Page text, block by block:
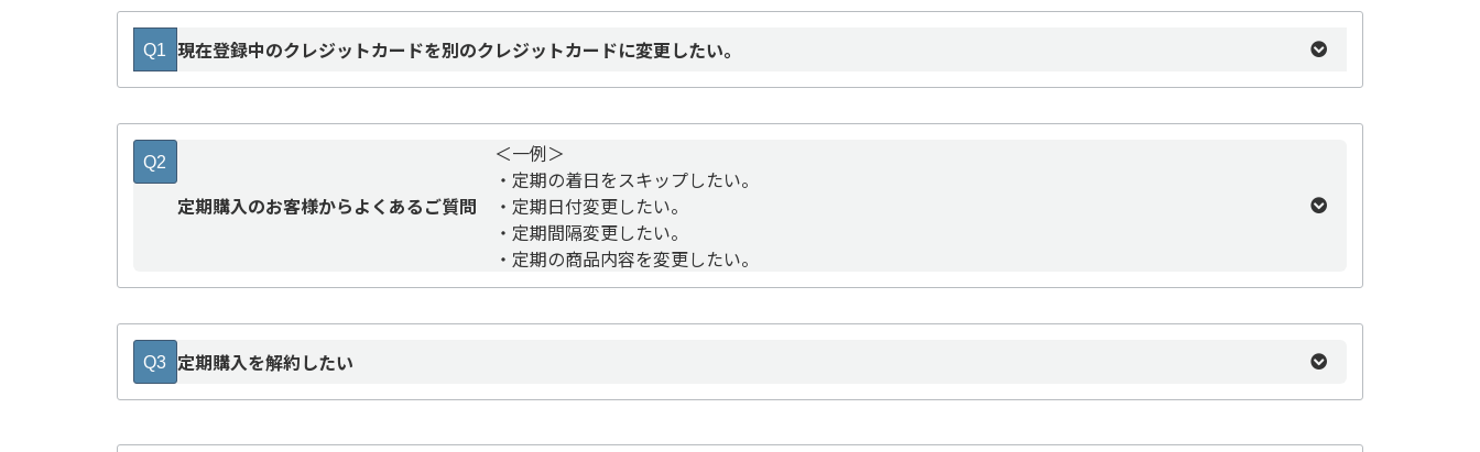
Q1 現在登録中のクレジットカードを別のクレジットカードに変更したい。
Q2
定期購入のお客様からよくあるご質問
＜一例＞
・定期の着日をスキップしたい。
・定期日付変更したい。
・定期間隔変更したい。
・定期の商品内容を変更したい。
＜フリーダイヤル＞ 0120-235-524
Q3 定期購入を解約したい